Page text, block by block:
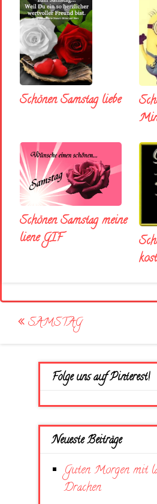
Schönen Samstag liebe
Schönen Samstag meine
liene GIF
Post
navigation
SAMSTAG
Folge uns auf Pinterest!
Neueste Beiträge
Guten Morgen mit
Drachen